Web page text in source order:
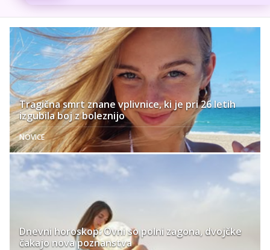
Tragična smrt znane vplivnice, ki je pri 26 letih
izgubila boj z boleznijo
NOVICE
Dnevni horoskop: Ovni so polni zagona, dvojčke
čakajo nova poznanstva